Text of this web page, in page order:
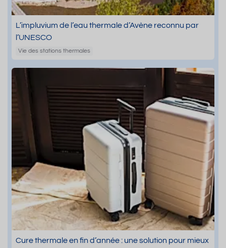
L’impluvium de l’eau thermale d’Avène reconnu par
l’UNESCO
Vie des stations thermales
Cure thermale en fin d’année : une solution pour mieux